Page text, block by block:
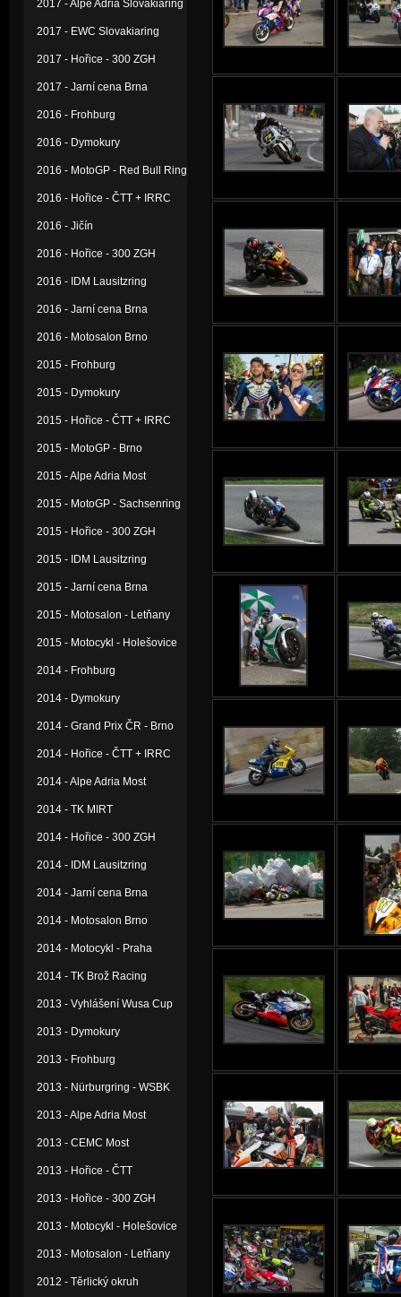
2017 - Alpe Adria Slovakiaring
2017 - EWC Slovakiaring
2017 - Hořice - 300 ZGH
2017 - Jarní cena Brna
2016 - Frohburg
2016 - Dymokury
2016 - MotoGP - Red Bull Ring
2016 - Hořice - ČTT + IRRC
2016 - Jičín
2016 - Hořice - 300 ZGH
2016 - IDM Lausitzring
2016 - Jarní cena Brna
2016 - Motosalon Brno
2015 - Frohburg
2015 - Dymokury
2015 - Hořice - ČTT + IRRC
2015 - MotoGP - Brno
2015 - Alpe Adria Most
2015 - MotoGP - Sachsenring
2015 - Hořice - 300 ZGH
2015 - IDM Lausitzring
2015 - Jarní cena Brna
2015 - Motosalon - Letňany
2015 - Motocykl - Holešovice
2014 - Frohburg
2014 - Dymokury
2014 - Grand Prix ČR - Brno
2014 - Hořice - ČTT + IRRC
2014 - Alpe Adria Most
2014 - TK MIRT
2014 - Hořice - 300 ZGH
2014 - IDM Lausitzring
2014 - Jarní cena Brna
2014 - Motosalon Brno
2014 - Motocykl - Praha
2014 - TK Brož Racing
2013 - Vyhlášení Wusa Cup
2013 - Dymokury
2013 - Frohburg
2013 - Nürburgring - WSBK
2013 - Alpe Adria Most
2013 - CEMC Most
2013 - Hořice - ČTT
2013 - Hořice - 300 ZGH
2013 - Motocykl - Holešovice
2013 - Motosalon - Letňany
2012 - Těrlický okruh